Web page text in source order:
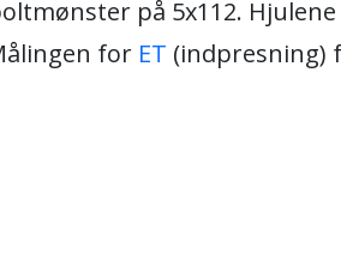
på 5x112.
for ET (indpresning)